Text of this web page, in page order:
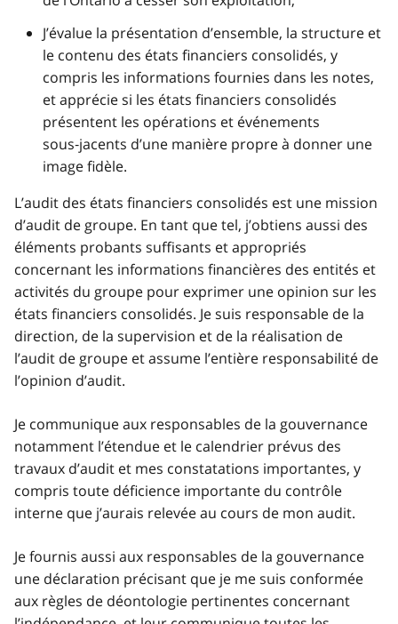
J’évalue la présentation d’ensemble, la structure et
le contenu des états financiers consolidés, y
compris les informations fournies dans les notes,
et apprécie si les états financiers consolidés
présentent les opérations et événements
sous‑jacents d’une manière propre à donner une
image fidèle.
L’audit des états financiers consolidés est une mission
d’audit de groupe. En tant que tel, j’obtiens aussi des
éléments probants suffisants et appropriés
concernant les informations financières des entités et
activités du groupe pour exprimer une opinion sur les
états financiers consolidés. Je suis responsable de la
direction, de la supervision et de la réalisation de
l’audit de groupe et assume l’entière responsabilité de
l’opinion d’audit.
Je communique aux responsables de la gouvernance
notamment l’étendue et le calendrier prévus des
travaux d’audit et mes constatations importantes, y
compris toute déficience importante du contrôle
interne que j’aurais relevée au cours de mon audit.
Je fournis aussi aux responsables de la gouvernance
une déclaration précisant que je me suis conformée
aux règles de déontologie pertinentes concernant